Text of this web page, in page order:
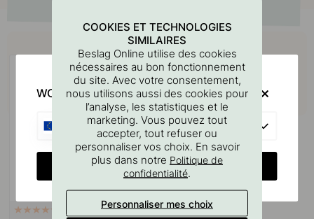
Achetez avec
COOKIES ET TECHNOLOGIES
SIMILAIRES
Beslag Online utilise des cookies
nécessaires au bon fonctionnement
du site. Avec votre consentement,
nous utilisons aussi des cookies pour
l’analyse, les statistiques et le
marketing. Vous pouvez tout
accepter, tout refuser ou
personnaliser vos choix. En savoir
plus dans notre Politique de
confidentialité.
Personnaliser mes choix
WOULD YOU RATHER VISIT?
CHANGE COUNTRY